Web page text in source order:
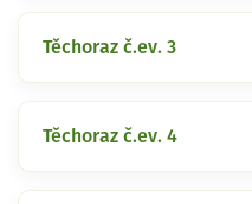
Těchoraz č.ev. 3
Těchoraz č.ev. 4